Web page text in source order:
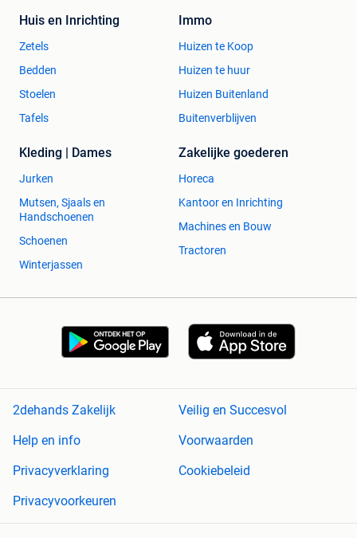
Huis en Inrichting
Zetels
Bedden
Stoelen
Tafels
Immo
Huizen te Koop
Huizen te huur
Huizen Buitenland
Buitenverblijven
Kleding | Dames
Jurken
Mutsen, Sjaals en
Handschoenen
Schoenen
Winterjassen
Zakelijke goederen
Horeca
Kantoor en Inrichting
Machines en Bouw
Tractoren
2dehands Zakelijk
Veilig en Succesvol
Help en info
Voorwaarden
Privacyverklaring
Cookiebeleid
Privacyvoorkeuren